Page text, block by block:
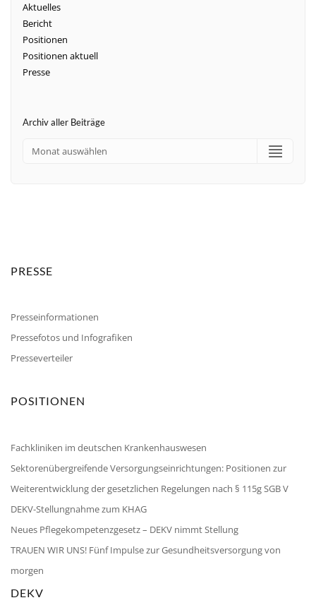
Aktuelles
Bericht
Positionen
Positionen aktuell
Presse
Archiv aller Beiträge
PRESSE
Presseinformationen
Pressefotos und Infografiken
Presseverteiler
POSITIONEN
Fachkliniken im deutschen Krankenhauswesen
Sektorenübergreifende Versorgungseinrichtungen: Positionen zur
Weiterentwicklung der gesetzlichen Regelungen nach § 115g SGB V
DEKV-Stellungnahme zum KHAG
Neues Pflegekompetenzgesetz – DEKV nimmt Stellung
TRAUEN WIR UNS! Fünf Impulse zur Gesundheitsversorgung von
morgen
DEKV